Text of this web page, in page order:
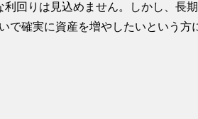
回りは見込めません。しかし、長
で確実に資産を増やしたいという方